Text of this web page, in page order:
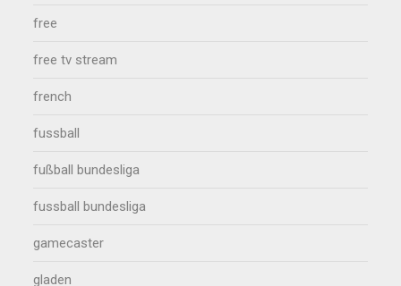
free
free tv stream
french
fussball
fußball bundesliga
fussball bundesliga
gamecaster
gladen